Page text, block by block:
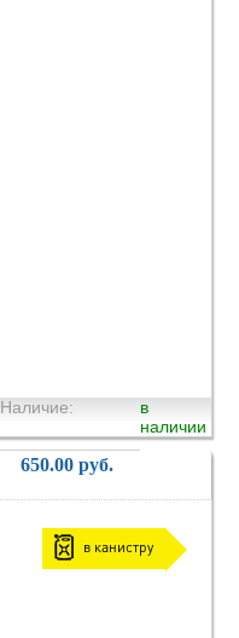
Наличие:
в
наличии
650.00 руб.
в канистру